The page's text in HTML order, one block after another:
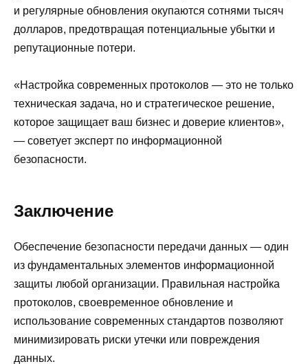
и регулярные обновления окупаются сотнями тысяч
долларов, предотвращая потенциальные убытки и
репутационные потери.
«Настройка современных протоколов — это не только
техническая задача, но и стратегическое решение,
которое защищает ваш бизнес и доверие клиентов»,
— советует эксперт по информационной
безопасности.
Заключение
Обеспечение безопасности передачи данных — один
из фундаментальных элементов информационной
защиты любой организации. Правильная настройка
протоколов, своевременное обновление и
использование современных стандартов позволяют
минимизировать риски утечки или повреждения
данных.